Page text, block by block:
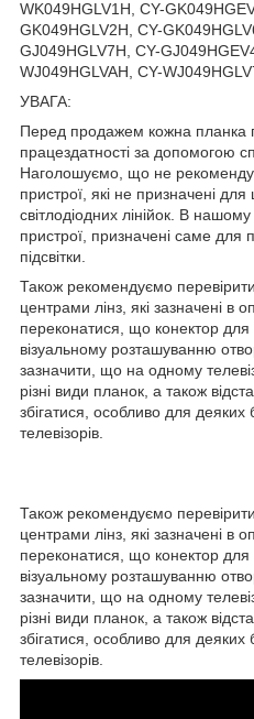
WK049HGLV1H, CY-
GK049HGLV2H, CY-
GJ049HGLV7H, CY-
WJ049HGLVAH, CY-
УВАГА:
Перед продажем кожна планка
працездатності за допомогою
Наголошуємо, що не
пристрої, які не призначені
світлодіодних лінійок. В
пристрої, призначені саме для
підсвітки.
Також рекомендуємо
центрами лінз, які зазначені в
переконатися, що конектор для
візуальному розташуванню
зазначити, що на одному
різні види планок, а також
збігатися, особливо для
телевізорів.
Також рекомендуємо
центрами лінз, які зазначені в
переконатися, що конектор для
візуальному розташуванню
зазначити, що на одному
різні види планок, а також
збігатися, особливо для
телевізорів.